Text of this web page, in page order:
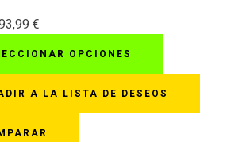
€
OPCIONES
múltiples
variantes.
A LA LISTA DE DESEOS